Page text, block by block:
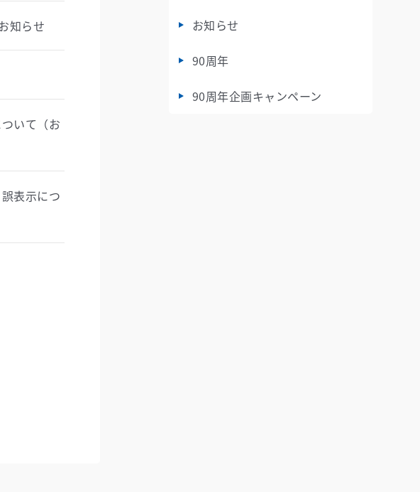
知らせ
いて（お
表示につ
お知らせ
90周年
90周年企画キャンペーン